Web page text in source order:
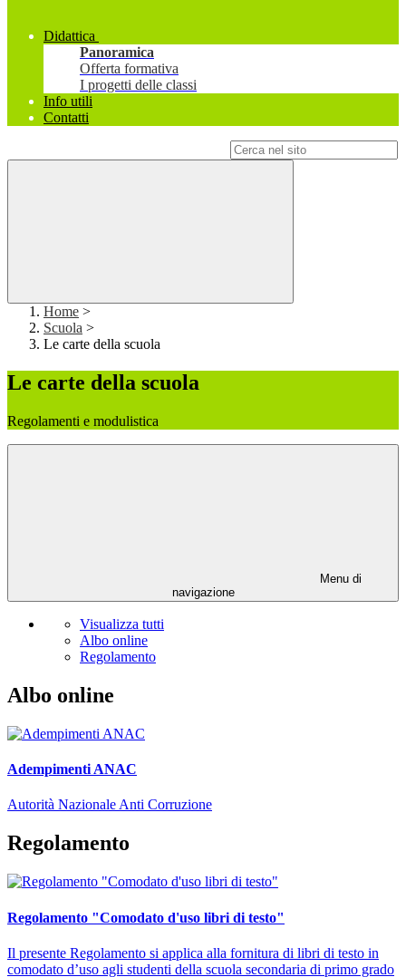
Didattica
Panoramica
Offerta formativa
I progetti delle classi
Info utili
Contatti
Home >
Scuola >
Le carte della scuola
Le carte della scuola
Regolamenti e modulistica
Menu di
navigazione
Visualizza tutti
Albo online
Regolamento
Albo online
Adempimenti ANAC
Autorità Nazionale Anti Corruzione
Regolamento
Regolamento "Comodato d'uso libri di testo"
Il presente Regolamento si applica alla fornitura di libri di testo in
comodato d’uso agli studenti della scuola secondaria di primo grado